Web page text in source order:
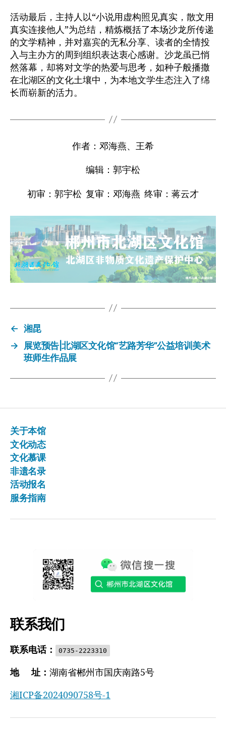
活动最后，主持人以“小说用虚构照见真实，散文用
真实连接他人”为总结，精炼概括了本场沙龙所传递
的文学精神，并对嘉宾的无私分享、读者的全情投
入与主办方的周到组织表达衷心感谢。沙龙虽已悄
然落幕，却将对文学的热爱与思考，如种子般播撒
在北湖区的文化土壤中，为本地文学生态注入了绵
长而崭新的活力。
作者：邓海燕、王希
编辑：郭宇松
初审：郭宇松 复审：邓海燕 终审：蒋云才
← 湘昆
→
展览预告|北湖区文化馆“艺路芳华”公益培训美术
班师生作品展
关于本馆
文化动态
文化慕课
非遗名录
活动报名
服务指南
联系我们
联系电话： 0735-2223310
地 址： 湖南省郴州市国庆南路5号
湘ICP备2024090758号-1